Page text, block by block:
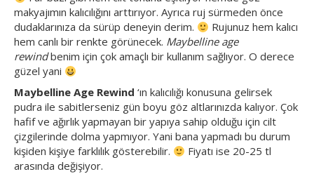
makyajımın kalıcılığını arttırıyor. Ayrıca ruj sürmeden önce
dudaklarınıza da sürüp deneyin derim.
Rujunuz hem kalıcı
hem canlı bir renkte görünecek. Maybelline age
rewindbenim için çok amaçlı bir kullanım sağlıyor. O derece
güzel yani
Maybelline Age Rewind ‘ın kalıcılığı konusuna gelirsek
pudra ile sabitlerseniz gün boyu göz altlarınızda kalıyor. Çok
hafif ve ağırlık yapmayan bir yapıya sahip olduğu için cilt
çizgilerinde dolma yapmıyor. Yani bana yapmadı bu durum
kişiden kişiye farklılık gösterebilir.
Fiyatı ise 20-25 tl
arasında değişiyor.